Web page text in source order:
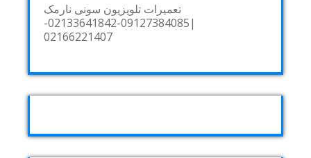
تعمیرات تلویزیون سونی نارمک
|09127384085-02133641842-
02166221407